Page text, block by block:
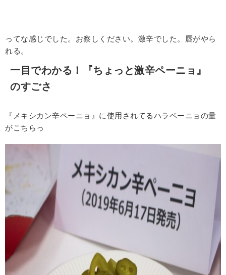
ってな感じでした。お察しください。激辛でした。唇がやら
れる。
一目でわかる！『ちょっと激辛ペーニョ』
のすごさ
『メキシカン辛ペーニョ』に使用されてるハラペーニョの量
がこちらっ